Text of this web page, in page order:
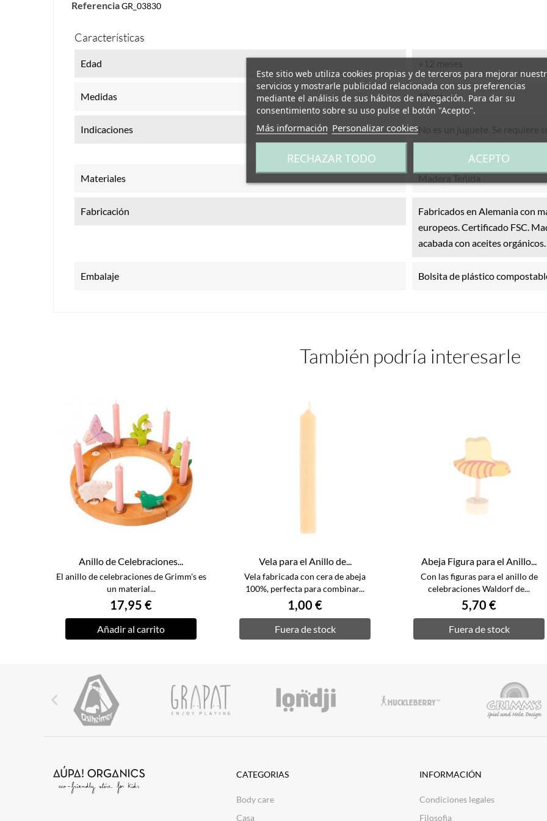
ReferenciaGR_03830
Características
Edad
Medidas 10 cm
Indicaciones
No es un juguete. Se requiere
14 años.
Materiales Madera Teñida
Fabricación
Fabricados en Alemania con
europeos. Certificado FSC.
acabada con aceites orgánicos.
Embalaje Bolsita de plástico
También podría interesarle
Anillo de Celebraciones...
El anillo de celebraciones de Grimm's es
un material...
17,95 €
Añadir al carrito
Vela para el Anillo de...
Vela fabricada con cera de abeja
100%, perfecta para combinar...
1,00 €
Fuera de stock
Abeja Figura para el Anillo...
Con las figuras para el anillo de
celebraciones Waldorf de...
5,70 €
Fuera de stock

CATEGORIAS
Body care
Casa
INFORMACIÓN
Condiciones legales
Filosofia
Este sitio web utiliza cookies propias y de terceros para mejorar
servicios y mostrarle publicidad relacionada con sus preferencias
mediante el análisis de sus hábitos de navegación. Para dar su
consentimiento sobre su uso pulse el botón "Acepto".
Más información Personalizar cookies
RECHAZAR TODO ACEPTO